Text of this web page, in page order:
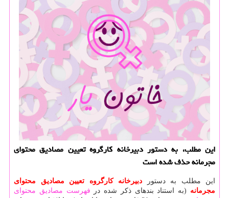
این مطلب، به دستور دبیرخانه كارگروه تعیین مصادیق محتوای
مجرمانه حذف شده است
این مطلب به دستور دبیرخانه كارگروه تعیین مصادیق محتوای
مجرمانه (به استناد بندهای ذکر شده در فهرست مصادیق محتوای